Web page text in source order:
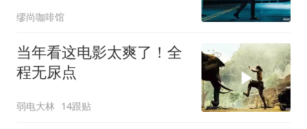
缪尚咖啡馆
当年看这电影太爽了！全
程无尿点
弱电大林 14跟贴